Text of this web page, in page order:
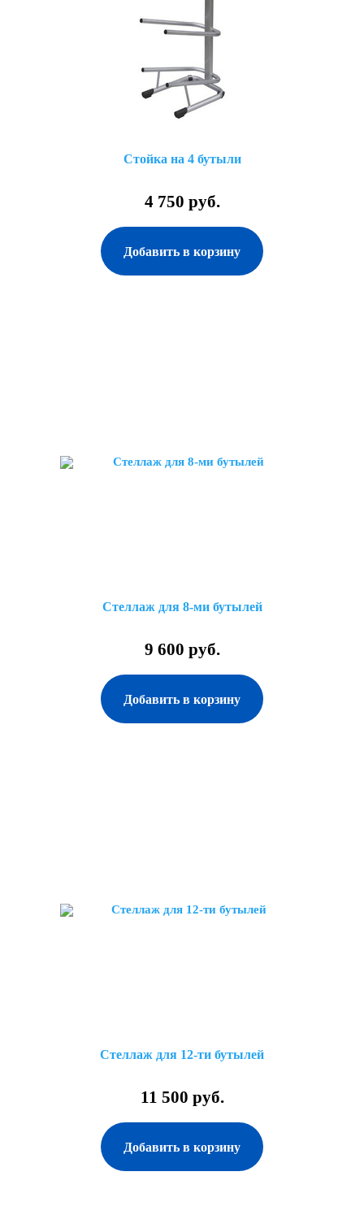
Стойка на 4 бутыли
4 750 руб.
Добавить в корзину
Стеллаж для 8-ми бутылей
9 600 руб.
Добавить в корзину
Стеллаж для 12-ти бутылей
11 500 руб.
Добавить в корзину